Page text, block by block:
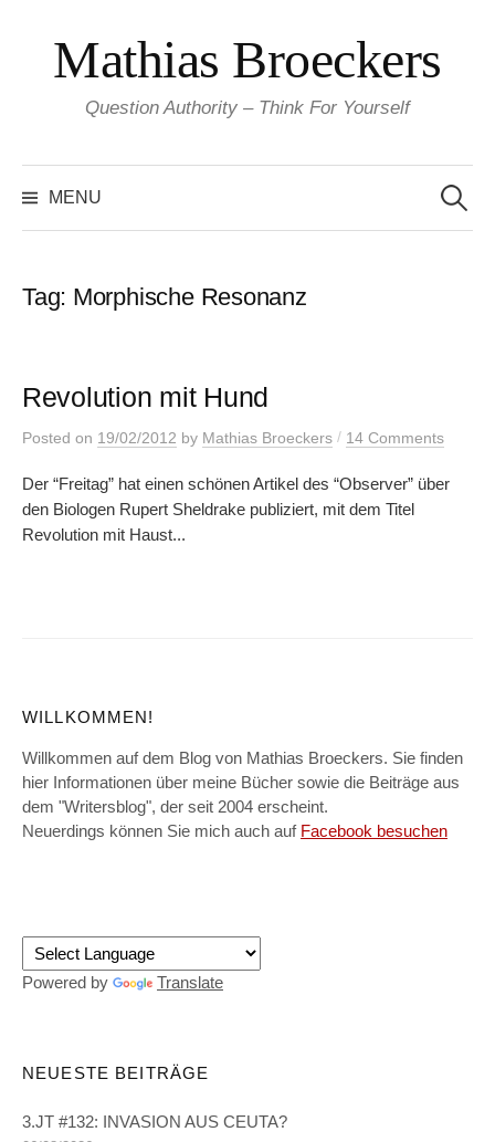
content
Mathias Broeckers
Question Authority – Think For Yourself
MENU
for:
Tag: Morphische Resonanz
Revolution mit Hund
Posted on 19/02/2012 by Mathias Broeckers / 14 Comments
Der “Freitag” hat einen schönen Artikel des “Observer” über
den Biologen Rupert Sheldrake publiziert, mit dem Titel
Revolution mit Haust...
WILLKOMMEN!
Willkommen auf dem Blog von Mathias Broeckers. Sie finden
hier Informationen über meine Bücher sowie die Beiträge aus
dem "Writersblog", der seit 2004 erscheint.
Neuerdings können Sie mich auch auf Facebook besuchen
Powered by Translate
NEUESTE BEITRÄGE
3.JT #132: INVASION AUS CEUTA?